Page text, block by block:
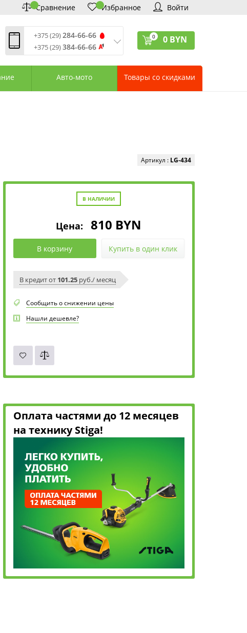
Сравнение Избранное Войти
+375 (29)284-66-66
+375 (29)384-66-66
Сб: 10:00—18:00
0 0 BYN
Авто-мото Товары со скидками
Артикул : LG-434
В НАЛИЧИИ
Цена: 810 BYN
В корзину Купить в один клик
В кредит от 101.25руб./ месяц
Сообщить о снижении цены
Нашли дешевле?
Оплата частями до 12 месяцев
на технику Stiga!